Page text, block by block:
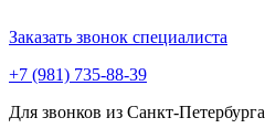
Заказать звонок специалиста
+7 (981) 735-88-39
Для звонков из Санкт-Петербурга